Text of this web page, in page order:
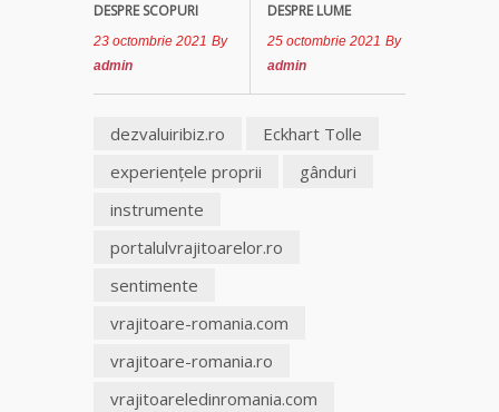
Tămăduitoarea
Somerda
DESPRE SCOPURI
23 octombrie 2021 By
admin
DESPRE LUME
25 octombrie 2021 By
admin
dezvaluiribiz.ro
Eckhart Tolle
experienţele proprii
gânduri
instrumente
portalulvrajitoarelor.ro
sentimente
vrajitoare-romania.com
vrajitoare-romania.ro
vrajitoareledinromania.com